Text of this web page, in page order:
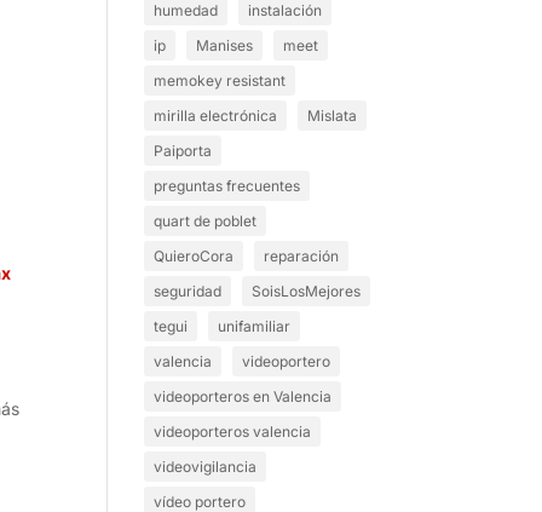
humedad
instalación
ip
Manises
meet
memokey resistant
mirilla electrónica
Mislata
Paiporta
preguntas frecuentes
quart de poblet
QuieroCora
reparación
seguridad
SoisLosMejores
tegui
unifamiliar
valencia
videoportero
videoporteros en Valencia
videoporteros valencia
videovigilancia
vídeo portero